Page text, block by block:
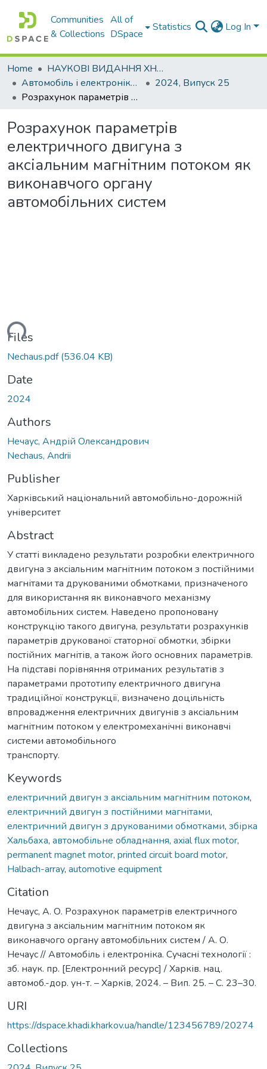
Communities
& Collections
All of
DSpace
Statistics Log In
Home
НАУКОВІ ВИДАННЯ ХНАДУ
Автомобіль і електроніка. Сучасні технології
2024, Випуск 25
Розрахунок параметрів електричного двигуна з аксіальним магнітним потоком як виконавчого органу автомобільних систем
Розрахунок параметрів
електричного двигуна з
аксіальним магнітним потоком як
виконавчого органу
автомобільних систем
Files
Nechaus.pdf(536.04 KB)
Date
2024
Authors
Нечаус, Андрій Олександрович
Nechaus, Andrii
Publisher
Харківський національний автомобільно-дорожній
університет
Abstract
У статті викладено результати розробки електричного
двигуна з аксіальним магнітним потоком з постійними
магнітами та друкованими обмотками, призначеного
для використання як виконавчого механізму
автомобільних систем. Наведено пропоновану
конструкцію такого двигуна, результати розрахунків
параметрів друкованої статорної обмотки, збірки
постійних магнітів, а також його основних параметрів.
На підставі порівняння отриманих результатів з
параметрами прототипу електричного двигуна
традиційної конструкції, визначено доцільність
впровадження електричних двигунів з аксіальним
магнітним потоком у електромеханічні виконавчі
системи автомобільного
транспорту.
Keywords
електричний двигун з аксіальним магнітним потоком,
електричний двигун з постійними магнітами,
електричний двигун з друкованими обмотками, збірка
Хальбаха, автомобільне обладнання, axial flux motor,
permanent magnet motor, printed circuit board motor,
Halbach-array, automotive equipment
Citation
Нечаус, А. О. Розрахунок параметрів електричного
двигуна з аксіальним магнітним потоком як
виконавчого органу автомобільних систем / А. О.
Нечаус // Автомобіль і електроніка. Сучасні технології :
зб. наук. пр. [Електронний ресурс] / Харків. нац.
автомоб.-дор. ун-т. – Харків, 2024. – Вип. 25. – С. 23–30.
URI
https://dspace.khadi.kharkov.ua/handle/123456789/20274
Collections